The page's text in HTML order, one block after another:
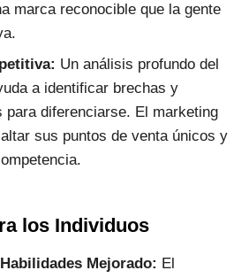
marca reconocible que la gente
Un análisis profundo del
a identificar brechas y
para diferenciarse. El marketing
sus puntos de venta únicos y
los Individuos
Mejorado: El